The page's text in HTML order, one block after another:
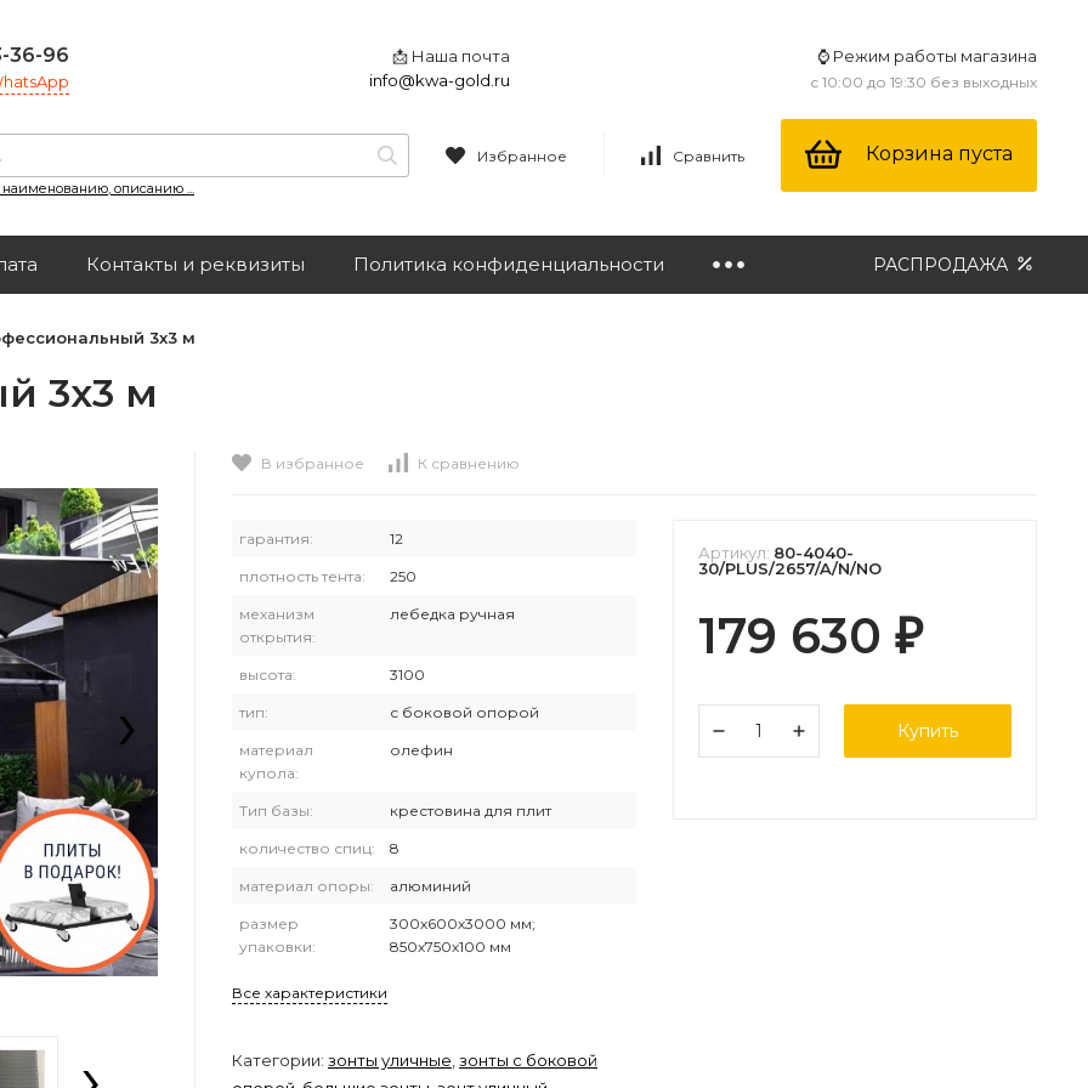
36-96
📩 Наша почта
info@kwa-gold.ru
⌚ Режим работы магазина
с 10:00 до 19:30 без выходных
наименованию, описанию ...
Избранное Сравнить Корзина пуста
Контакты и реквизиты Политика конфиденциальности РАСПРОДАЖА
3х3 м
3х3 м
›
В избранное К сравнению
гарантия: 12
плотность тента: 250
механизм
открытия:
лебедка ручная
высота: 3100
тип: с боковой опорой
материал
купола:
олефин
Тип базы: крестовина для плит
количество спиц: 8
материал опоры: алюминий
размер
упаковки:
300х600х3000 мм;
850х750х100 мм
Все характеристики
Категории: зонты уличные зонты с боковой
Артикул: 80-4040-
30/PLUS/2657/A/N/NO
179 630 ₽
Купить